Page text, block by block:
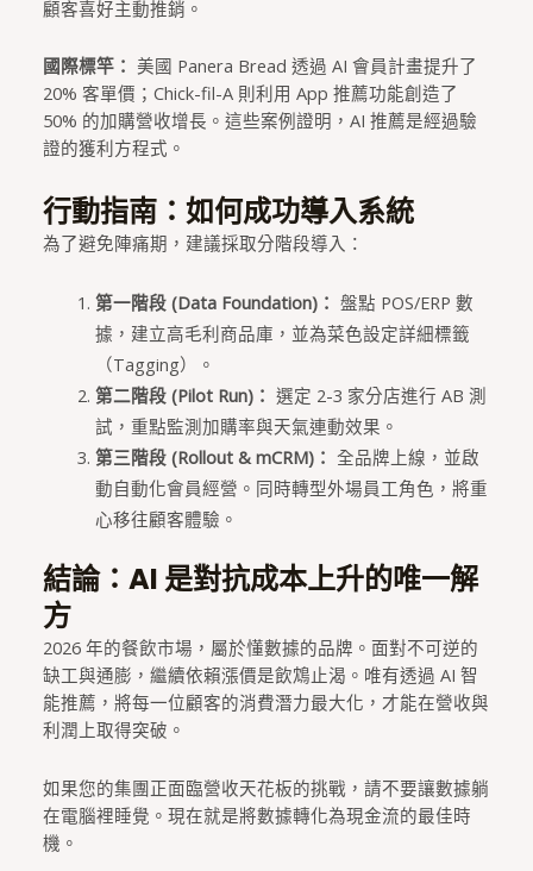
顧客喜好主動推銷。
國際標竿： 美國 Panera Bread 透過 AI 會員計畫提升了
20% 客單價；Chick-fil-A 則利用 App 推薦功能創造了
50% 的加購營收增長。這些案例證明，AI 推薦是經過驗
證的獲利方程式。
行動指南：如何成功導入系統
為了避免陣痛期，建議採取分階段導入：
第一階段 (Data Foundation)： 盤點 POS/ERP 數
據，建立高毛利商品庫，並為菜色設定詳細標籤
（Tagging）。
第二階段 (Pilot Run)： 選定 2-3 家分店進行 AB 測
試，重點監測加購率與天氣連動效果。
第三階段 (Rollout & mCRM)： 全品牌上線，並啟
動自動化會員經營。同時轉型外場員工角色，將重
心移往顧客體驗。
結論：AI 是對抗成本上升的唯一解
方
2026 年的餐飲市場，屬於懂數據的品牌。面對不可逆的
缺工與通膨，繼續依賴漲價是飲鴆止渴。唯有透過 AI 智
能推薦，將每一位顧客的消費潛力最大化，才能在營收與
利潤上取得突破。
如果您的集團正面臨營收天花板的挑戰，請不要讓數據躺
在電腦裡睡覺。現在就是將數據轉化為現金流的最佳時
機。